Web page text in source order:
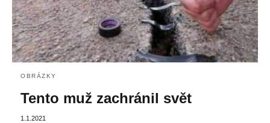
OBRÁZKY
Tento muž zachránil svět
1.1.2021